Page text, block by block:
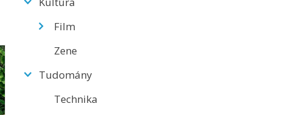
Film
Zene
Tudomány
Technika